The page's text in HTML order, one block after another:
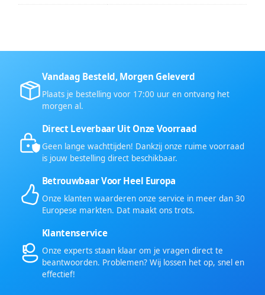
Vandaag Besteld, Morgen Geleverd
Plaats je bestelling voor 17:00 uur en ontvang het
morgen al.
Direct Leverbaar Uit Onze Voorraad
Geen lange wachttijden! Dankzij onze ruime voorraad
is jouw bestelling direct beschikbaar.
Betrouwbaar Voor Heel Europa
Onze klanten waarderen onze service in meer dan 30
Europese markten. Dat maakt ons trots.
Klantenservice
Onze experts staan klaar om je vragen direct te
beantwoorden. Problemen? Wij lossen het op, snel en
effectief!